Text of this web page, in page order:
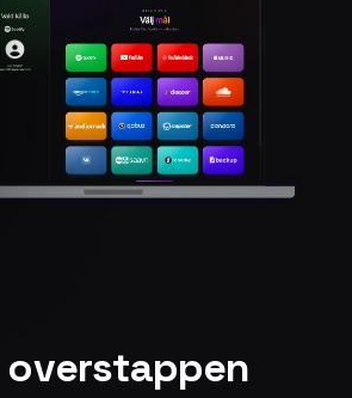
overstappen